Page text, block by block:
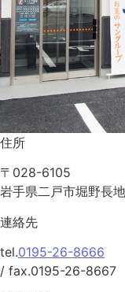
住所
〒028-6105
岩手県二戸市堀野長
連絡先
tel.0195-26-8666
/ fax.0195-26-8667